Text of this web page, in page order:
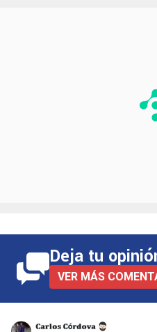
Deja tu
VER MÁS